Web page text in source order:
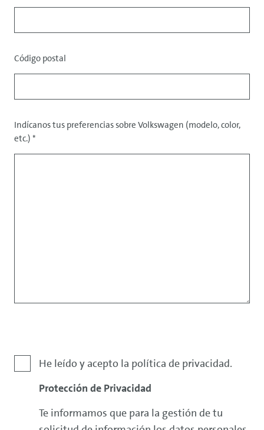
Datos
Código postal
Indícanos tus preferencias sobre Volkswagen (modelo, color,
etc.) *
Exención
de
responsabilidad
He leído y acepto la política de privacidad.
Protección de Privacidad
Te informamos que para la gestión de tu